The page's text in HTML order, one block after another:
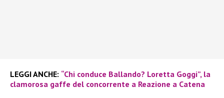
LEGGI ANCHE: “Chi conduce Ballando? Loretta Goggi”, la
clamorosa gaffe del concorrente a Reazione a Catena